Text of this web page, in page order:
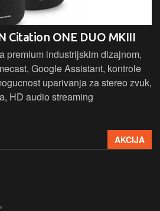
Citation ONE DUO MKIII
premium industrijskim dizajnom,
Google Assistant, kontrole
uparivanja za stereo zvuk,
HD audio streaming
AKCIJA